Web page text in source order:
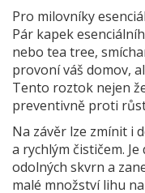
Pro milovníky
Pár kapek
nebo tea tree,
provoní váš domov,
Tento roztok nejen
preventivně proti
Na závěr lze zmínit i
a rychlým čističem.
odolných skvrn a
malé množství lihu